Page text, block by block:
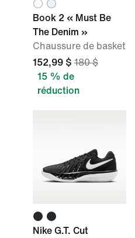
Book 2 « Must Be
The Denim »
Chaussure de basket
152,99 $ 180 $
15 % de
réduction
Nike G.T. Cut